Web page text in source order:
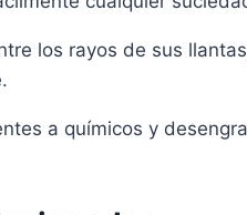
los rayos de sus
a químicos y